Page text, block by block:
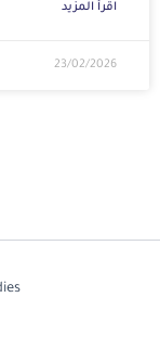
اقرأ المزيد
23/02/2026